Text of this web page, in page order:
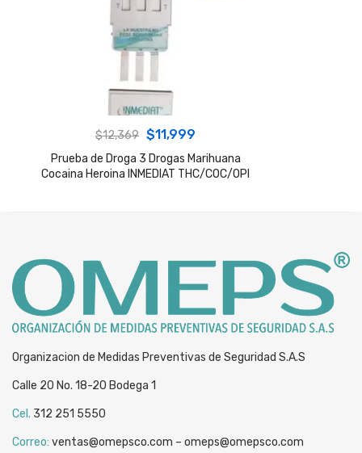
$12,369 Original
price
was:
$11,999
price
is:
Prueba de Droga 3 Drogas Marihuana
Cocaina Heroina INMEDIAT THC/COC/OPI
Organizacion de Medidas Preventivas de Seguridad S.A.S
Calle 20 No. 18-20 Bodega 1
Cel. 312 251 5550
Correo: ventas@omepsco.com – omeps@omepsco.com